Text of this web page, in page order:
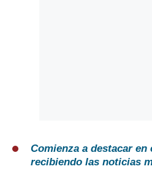
Comienza a destacar
recibiendo las noticias